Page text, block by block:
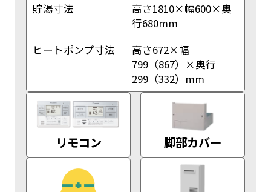
貯湯寸法
高さ1810×幅600×奥
行680mm
ヒートポンプ寸法
高さ672×幅
799（867）×奥行
299（332）mm
リモコン 脚部カバー